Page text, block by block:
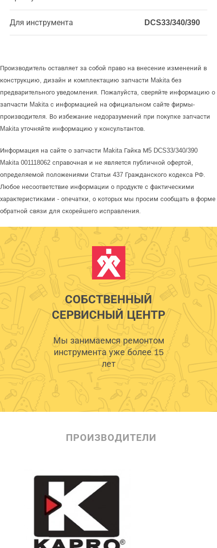
Для инструмента DCS33/340/390
Производитель оставляет за собой право на внесение изменений в
конструкцию, дизайн и комплектацию запчасти Makita без
предварительного уведомления. Пожалуйста, сверяйте информацию о
запчасти Makita с информацией на официальном сайте фирмы-
производителя. Во избежание недоразумений при покупке запчасти
Makita уточняйте информацию у консультантов.
Информация на сайте о запчасти Makita Гайка М5 DCS33/340/390
Makita 001118062 справочная и не является публичной офертой,
определяемой положениями Статьи 437 Гражданского кодекса РФ.
Любое несоответствие информации о продукте с фактическими
характеристиками - опечатки, о которых мы просим сообщать в форме
обратной связи для скорейшего исправления.
СОБСТВЕННЫЙ
СЕРВИСНЫЙ ЦЕНТР
Мы занимаемся ремонтом
инструмента уже более 15
лет
ПРОИЗВОДИТЕЛИ